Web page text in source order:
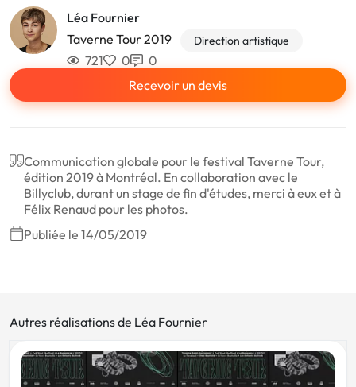
Léa Fournier
Taverne Tour 2019
Direction artistique
721 0
0
Recevoir un devis
Communication globale pour le festival Taverne Tour,
édition 2019 à Montréal. En collaboration avec le
Billyclub, durant un stage de fin d'études, merci à eux et à
Félix Renaud pour les photos.
Publiée le 14/05/2019
Autres réalisations de Léa Fournier